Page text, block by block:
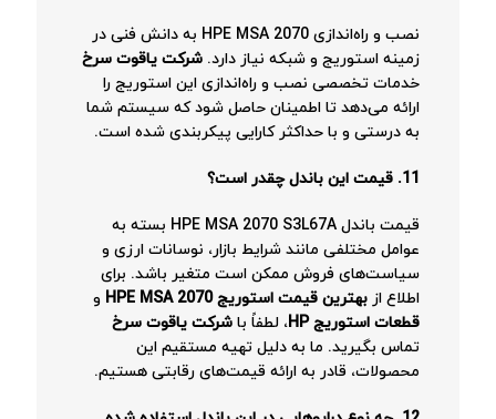
نصب و راه‌اندازی HPE MSA 2070 به دانش فنی در
زمینه استوریج و شبکه نیاز دارد. شرکت یاقوت سرخ
خدمات تخصصی نصب و راه‌اندازی این استوریج را
ارائه می‌دهد تا اطمینان حاصل شود که سیستم شما
به درستی و با حداکثر کارایی پیکربندی شده است.
11. قیمت این باندل چقدر است؟
قیمت باندل HPE MSA 2070 S3L67A بسته به
عوامل مختلفی مانند شرایط بازار، نوسانات ارزی و
سیاست‌های فروش ممکن است متغیر باشد. برای
اطلاع از بهترین قیمت استوریج HPE MSA 2070
و
قطعات استوریج HP
، لطفاً با شرکت یاقوت سرخ
تماس بگیرید. ما به دلیل تهیه مستقیم این
محصولات، قادر به ارائه قیمت‌های رقابتی هستیم.